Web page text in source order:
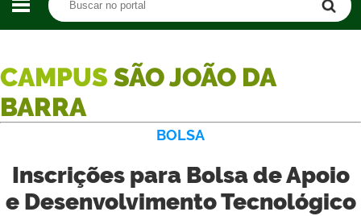
CAMPUS SÃO JOÃO DA
BARRA
BOLSA
Inscrições para Bolsa de Apoio
e Desenvolvimento Tecnológico